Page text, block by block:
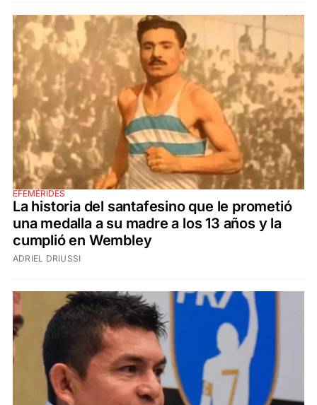
EFEMÉRIDES
La historia del santafesino que le prometió
una medalla a su madre a los 13 años y la
cumplió en Wembley
ADRIEL DRIUSSI